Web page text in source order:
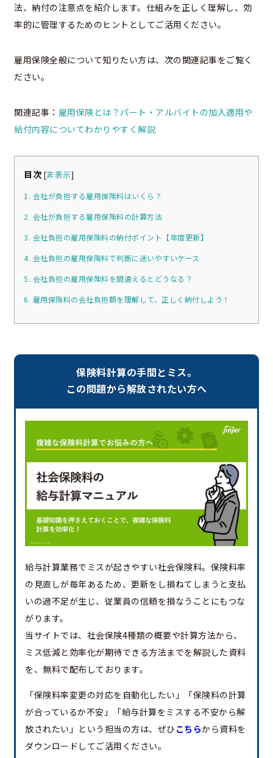
法、納付の注意点を紹介します。仕組みを正しく理解し、効
率的に管理するためのヒントとしてご活用ください。
雇用保険全般について知りたい方は、次の関連記事をご覧く
ださい。
関連記事： 雇用保険とは？パート・アルバイトの加入適用や
給付内容についてわかりやすく解説
目次 [非表示]
1. 会社が負担する雇用保険料はいくら？
2. 会社が負担する雇用保険料の計算方法
3. 会社負担の雇用保険料の納付ポイント【年度更新】
4. 会社負担の雇用保険料で判断に迷いやすいケース
5. 会社負担の雇用保険料を間違えるとどうなる？
6. 雇用保険料の会社負担額を理解して、正しく納付しよう！
保険料計算の手間とミス。
この問題から解放されたい方へ
給与計算業務でミスが起きやすい社会保険料。保険料率
の見直しが毎年あるため、更新をし損ねてしまうと支払
いの過不足が生じ、従業員の信頼を損なうことにもつな
がります。
当サイトでは、社会保険4種類の概要や計算方法から、
ミス低減と効率化が期待できる方法までを解説した資料
を、無料で配布しております。
「保険料率変更の対応を自動化したい」「保険料の計算
が合っているか不安」「給与計算をミスする不安から解
放されたい」という担当の方は、ぜひ こちらから資料を
ダウンロードしてご活用ください。